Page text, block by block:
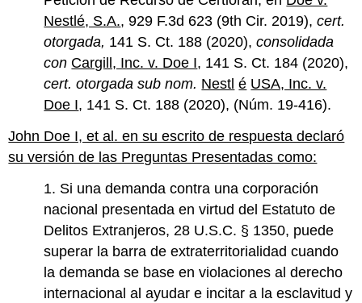
Nestlé, S.A., 929 F.3d 623 (9th Cir. 2019),cert.
otorgada, 141 S. Ct. 188 (2020),consolidada
con Cargill, Inc. v. Doe I, 141 S. Ct. 184 (2020),
cert. otorgada sub nom. Nestl é USA, Inc. v.
Doe I, 141 S. Ct. 188 (2020), (Núm. 19-416).
John Doe I, et al. en su escrito de respuesta declaró
su versión de las Preguntas Presentadas como:
1. Si una demanda contra una corporación
nacional presentada en virtud del Estatuto de
Delitos Extranjeros, 28 U.S.C. § 1350, puede
superar la barra de extraterritorialidad cuando
la demanda se base en violaciones al derecho
internacional al ayudar e incitar a la esclavitud y